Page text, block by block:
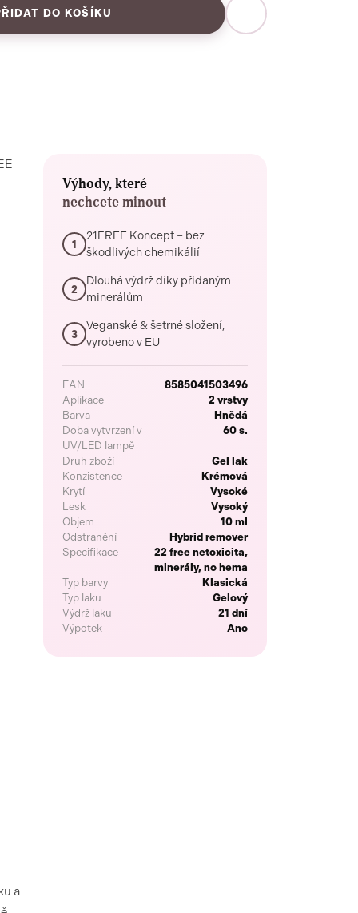
DO KOŠÍKU
a
Výhody, které
nechcete minout
1
21FREE Koncept – bez
škodlivých chemikálií
2
Dlouhá výdrž díky přidaným
minerálům
3
Veganské & šetrné složení,
vyrobeno v EU
EAN
8585041503496
Aplikace
2 vrstvy
Barva
Hnědá
Doba vytvrzení v
UV/LED lampě
60 s.
Druh zboží
Gel lak
Konzistence
Krémová
Krytí
Vysoké
Lesk
Vysoký
Objem
10 ml
Odstranění
Hybrid remover
Specifikace
22 free netoxicita,
minerály, no hema
Typ barvy
Klasická
Typ laku
Gelový
Výdrž laku
21 dní
Výpotek
Ano